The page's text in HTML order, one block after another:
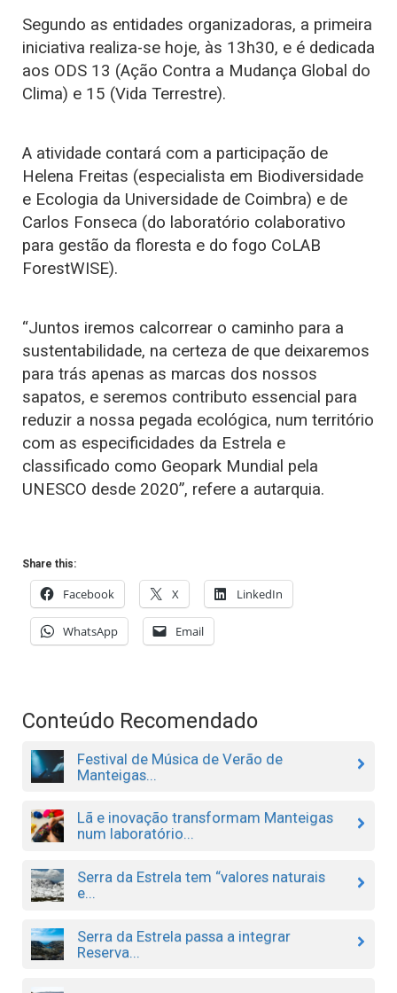
Segundo as entidades organizadoras, a primeira
iniciativa realiza-se hoje, às 13h30, e é dedicada
aos ODS 13 (Ação Contra a Mudança Global do
Clima) e 15 (Vida Terrestre).
A atividade contará com a participação de
Helena Freitas (especialista em Biodiversidade
e Ecologia da Universidade de Coimbra) e de
Carlos Fonseca (do laboratório colaborativo
para gestão da floresta e do fogo CoLAB
ForestWISE).
“Juntos iremos calcorrear o caminho para a
sustentabilidade, na certeza de que deixaremos
para trás apenas as marcas dos nossos
sapatos, e seremos contributo essencial para
reduzir a nossa pegada ecológica, num território
com as especificidades da Estrela e
classificado como Geopark Mundial pela
UNESCO desde 2020”, refere a autarquia.
Share this:
Facebook X LinkedIn
WhatsApp Email
Conteúdo Recomendado
Festival de Música de Verão de
Manteigas...
Lã e inovação transformam Manteigas
num laboratório...
Serra da Estrela tem “valores naturais
e...
Serra da Estrela passa a integrar
Reserva...